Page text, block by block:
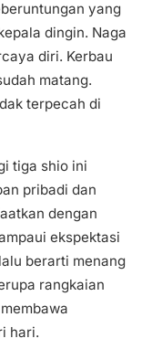
yang
dingin. Naga
diri. Kerbau
matang.
terpecah di
tiga shio ini
pribadi dan
dengan
ekspektasi
berarti menang
rangkaian
hari.